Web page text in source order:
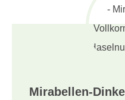
Mirabellen-